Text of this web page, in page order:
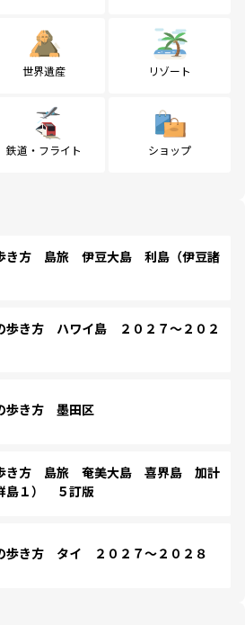
世界遺産 リゾート
鉄道・フライト ショップ
き方 島旅 伊豆大島 利島（伊豆諸
歩き方 ハワイ島 ２０２７～２０２
歩き方 墨田区
き方 島旅 奄美大島 喜界島 加計
島１） ５訂版
歩き方 タイ ２０２７～２０２８